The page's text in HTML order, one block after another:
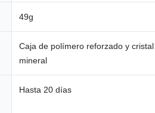
49g
Caja de polímero reforzado y cristal
mineral
Hasta 20 días